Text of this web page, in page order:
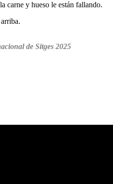
carne y hueso le están fallando.
de Sitges 2025